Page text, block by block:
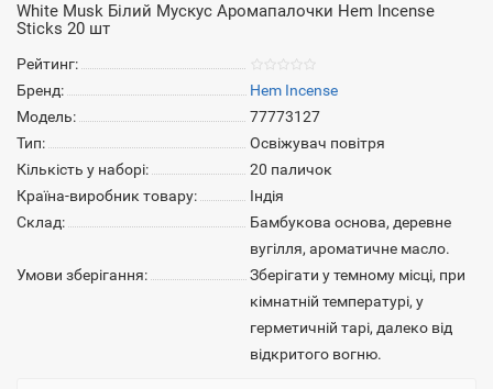
White Musk Білий Мускус Аромапалочки Hem Incense
Sticks 20 шт
Рейтинг:
Бренд:
Hem Incense
Модель:
77773127
Тип:
Освіжувач повітря
Кількість у наборі:
20 паличок
Країна-виробник товару:
Індія
Склад:
Бамбукова основа, деревне
вугілля, ароматичне масло.
Умови зберігання:
Зберігати у темному місці, при
кімнатній температурі, у
герметичній тарі, далеко від
відкритого вогню.